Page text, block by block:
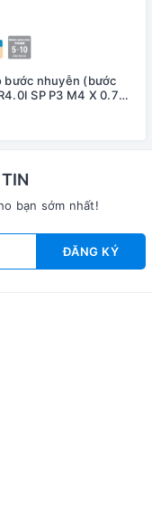
bước nhuyễn (bước
SP P3 M4 X 0.7
(dung sai lớn)
bạn sớm nhất!
ĐĂNG KÝ